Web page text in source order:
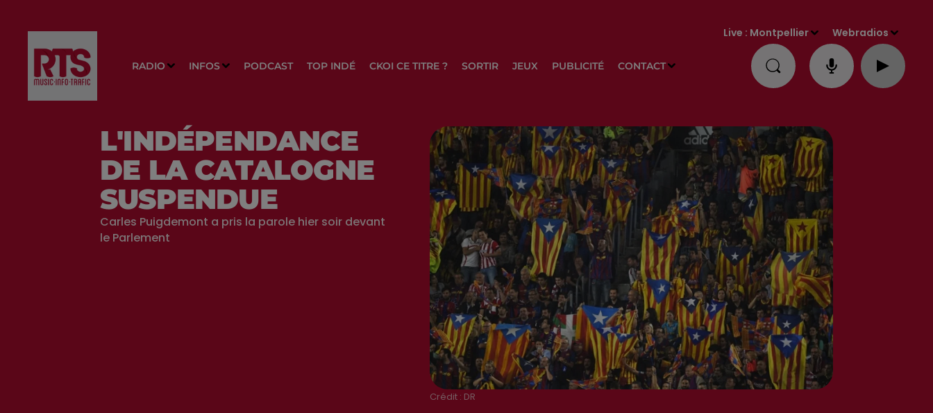
RADIO INFOS PODCAST TOP INDÉ CKOI CE TITRE ? SORTIR JEUX PUBLICITÉ CONTACT
Live : Montpellier Webradios
Crédit : DR
L'INDÉPENDANCE
DE LA CATALOGNE
SUSPENDUE
Carles Puigdemont a pris la parole hier soir devant
le Parlement